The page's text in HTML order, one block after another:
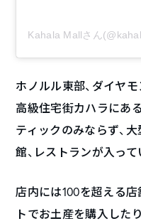
Kahala Mallさん
ホノルル東部、ダイヤ
高級住宅街カハラにあ
ティックのみならず、
館、レストランが入っ
店内には100を超える店
トでお土産を購入した